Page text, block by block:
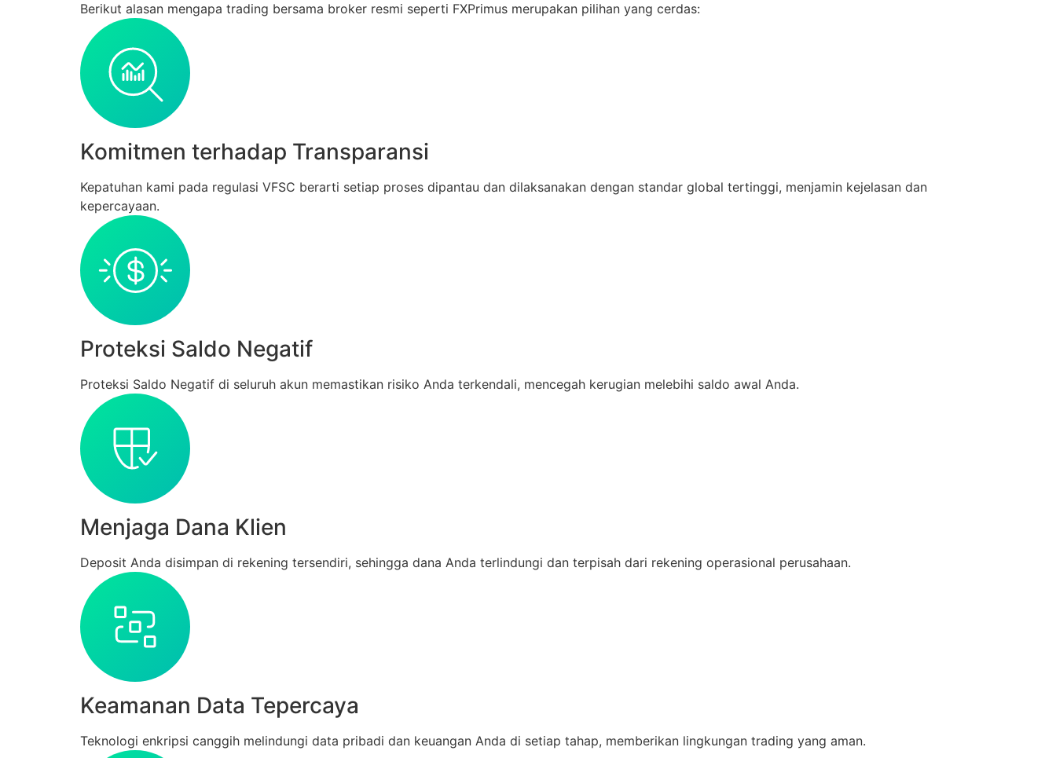
Berikut alasan mengapa trading bersama broker resmi seperti FXPrimus merupakan pilihan yang cerdas:
Komitmen terhadap Transparansi
Kepatuhan kami pada regulasi VFSC berarti setiap proses dipantau dan dilaksanakan dengan standar global tertinggi, menjamin kejelasan dan
kepercayaan.
Proteksi Saldo Negatif
Proteksi Saldo Negatif di seluruh akun memastikan risiko Anda terkendali, mencegah kerugian melebihi saldo awal Anda.
Menjaga Dana Klien
Deposit Anda disimpan di rekening tersendiri, sehingga dana Anda terlindungi dan terpisah dari rekening operasional perusahaan.
Keamanan Data Tepercaya
Teknologi enkripsi canggih melindungi data pribadi dan keuangan Anda di setiap tahap, memberikan lingkungan trading yang aman.